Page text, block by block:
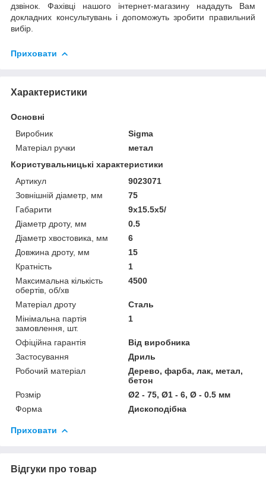
дзвінок. Фахівці нашого інтернет-магазину нададуть Вам
докладних консультувань і допоможуть зробити правильний
вибір.
Приховати
Характеристики
Основні
Виробник
Sigma
Матеріал ручки
метал
Користувальницькі характеристики
Артикул
9023071
Зовнішній діаметр, мм
75
Габарити
9x15.5x5/
Діаметр дроту, мм
0.5
Діаметр хвостовика, мм
6
Довжина дроту, мм
15
Кратність
1
Максимальна кількість
обертів, об/хв
4500
Матеріал дроту
Сталь
Мінімальна партія
замовлення, шт.
1
Офіційна гарантія
Від виробника
Застосування
Дриль
Робочий матеріал
Дерево, фарба, лак, метал,
бетон
Розмір
Ø2 - 75, Ø1 - 6, Ø - 0.5 мм
Форма
Дископодібна
Приховати
Відгуки про товар